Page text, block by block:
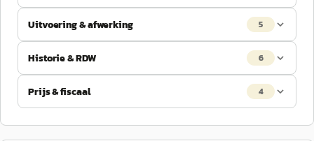
Uitvoering & afwerking 5
Historie & RDW 6
Prijs & fiscaal 4